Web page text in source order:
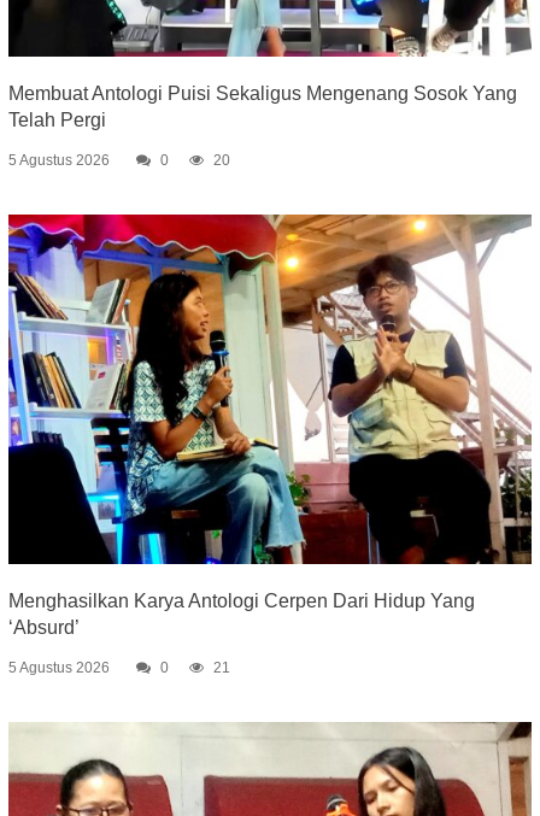
Membuat Antologi Puisi Sekaligus Mengenang Sosok Yang
Telah Pergi
5 Agustus 2026 0 20
Menghasilkan Karya Antologi Cerpen Dari Hidup Yang
‘Absurd’
5 Agustus 2026 0 21